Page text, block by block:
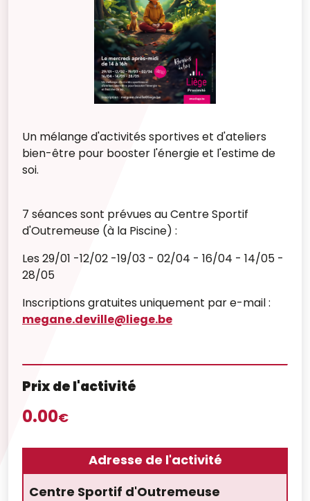
Un mélange d'activités sportives et d'ateliers
bien-être pour booster l'énergie et l'estime de
soi.
7 séances sont prévues au Centre Sportif
d'Outremeuse (à la Piscine) :
Les 29/01 -12/02 -19/03 - 02/04 - 16/04 - 14/05 -
28/05
Inscriptions gratuites uniquement par e-mail :
megane.deville@liege.be
Prix de l'activité
0.00€
Adresse de l'activité
Centre Sportif d'Outremeuse